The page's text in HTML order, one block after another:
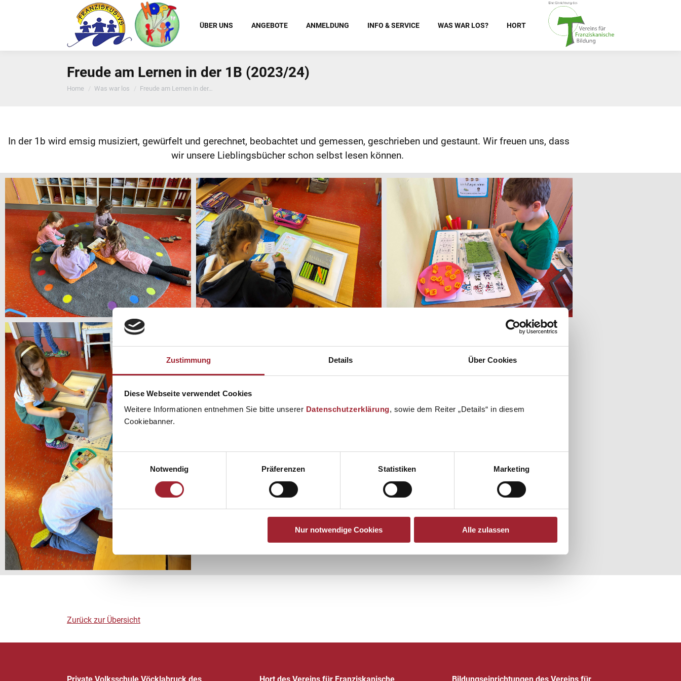
Zustimmung Details Über Cookies
Diese Webseite verwendet Cookies
Weitere Informationen entnehmen Sie bitte unserer Datenschutzerklärung, sowie dem Reiter „Details“ in diesem
Cookiebanner.
Einwilligungsauswahl
Notwendig
Präferenzen Statistiken Marketing
Nur notwendige Cookies Alle zulassen
ÜBER UNS ANGEBOTE ANMELDUNG INFO & SERVICE WAS WAR LOS? HORT
Freude am Lernen in der 1B (2023/24)
You are here:
Home Was war los Freude am Lernen in der…
In der 1b wird emsig musiziert, gewürfelt und gerechnet, beobachtet und gemessen, geschrieben und gestaunt. Wir freuen uns, dass
wir unsere Lieblingsbücher schon selbst lesen können.
Zurück zur Übersicht